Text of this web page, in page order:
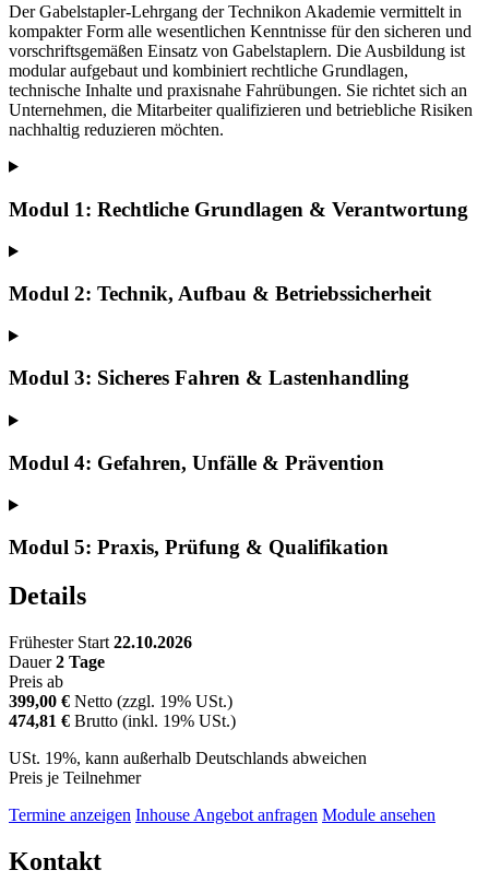
Der Gabelstapler-Lehrgang der Technikon Akademie vermittelt in
kompakter Form alle wesentlichen Kenntnisse für den sicheren und
vorschriftsgemäßen Einsatz von Gabelstaplern. Die Ausbildung ist
modular aufgebaut und kombiniert rechtliche Grundlagen,
technische Inhalte und praxisnahe Fahrübungen. Sie richtet sich an
Unternehmen, die Mitarbeiter qualifizieren und betriebliche Risiken
nachhaltig reduzieren möchten.
Modul 1: Rechtliche Grundlagen & Verantwortung
Modul 2: Technik, Aufbau & Betriebssicherheit
Modul 3: Sicheres Fahren & Lastenhandling
Modul 4: Gefahren, Unfälle & Prävention
Modul 5: Praxis, Prüfung & Qualifikation
Details
Frühester Start 22.10.2026
Dauer 2 Tage
Preis ab
399,00 € Netto (zzgl. 19% USt.)
474,81 € Brutto (inkl. 19% USt.)
USt. 19%, kann außerhalb Deutschlands abweichen
Preis je Teilnehmer
Termine anzeigen Inhouse Angebot anfragen Module ansehen
Kontakt